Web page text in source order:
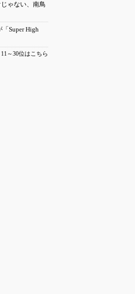
ゃない、南鳥
Super High
11～30位はこちら